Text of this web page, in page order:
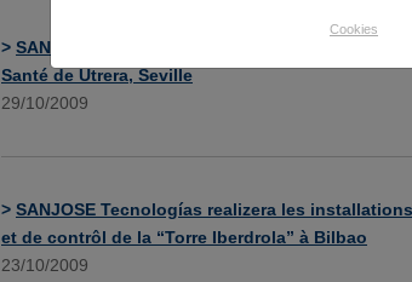
Cookies
> SANJOSE exécutera le chantier de reparation du
Santé de Utrera, Seville
29/10/2009
> SANJOSE Tecnologías realizera les
et de contrôl de la “Torre Iberdrola” à Bilbao
23/10/2009